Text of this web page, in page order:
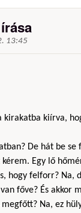
13:45
kirakatba kiírva,
De hát be
Egy lő
hogy felforr?
főve? És
Na, ez